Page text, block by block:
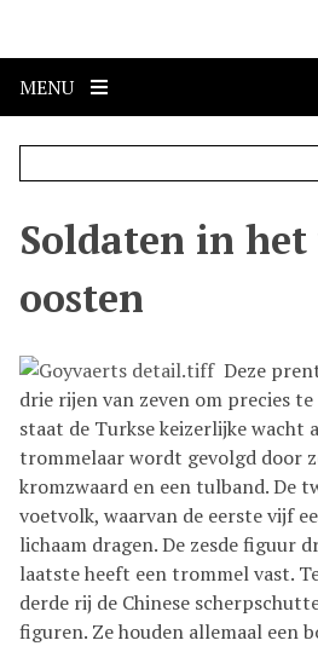
m
MENU
Soldaten in
oosten
Deze
drie rijen van zeven om precies
staat de Turkse keizerlijke wacht
trommelaar wordt gevolgd door
kromzwaard en een tulband. De
voetvolk, waarvan de eerste vijf
lichaam dragen. De zesde figuur
laatste heeft een trommel vast.
derde rij de Chinese
figuren. Ze houden allemaal een